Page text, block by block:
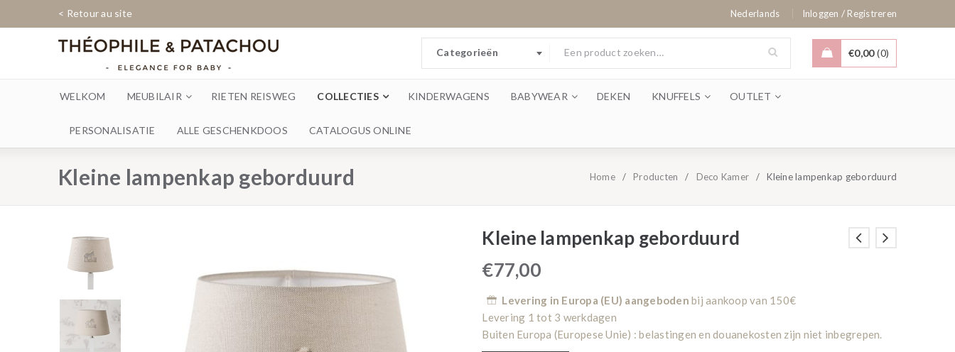
< Retour au site Nederlands Inloggen / Registreren
Categorieën €0,00 0
WELKOM MEUBILAIR RIETEN REISWEG COLLECTIES KINDERWAGENS BABYWEAR DEKEN KNUFFELS OUTLET
PERSONALISATIE ALLE GESCHENKDOOS CATALOGUS ONLINE
Kleine lampenkap geborduurd Home / Producten / Deco Kamer / Kleine lampenkap geborduurd
Kleine lampenkap geborduurd
€77,00
Levering in Europa (EU) aangeboden bij aankoop van 150€
Levering 1 tot 3 werkdagen
Buiten Europa (Europese Unie) : belastingen en douanekosten zijn niet inbegrepen.